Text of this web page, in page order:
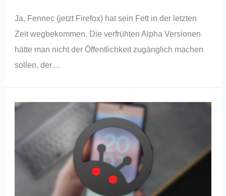
Ja, Fennec (jetzt Firefox) hat sein Fett in der letzten
Zeit wegbekommen. Die verfrühten Alpha Versionen
hätte man nicht der Öffentlichkeit zugänglich machen
sollen, der…